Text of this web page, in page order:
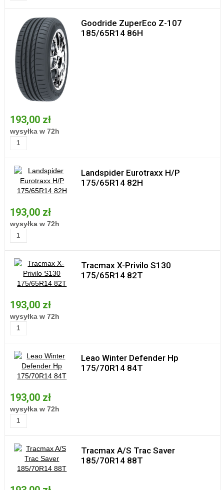
Goodride ZuperEco Z-107
185/65R14 86H
193,00 zł
wysyłka w 72h
Landspider Eurotraxx H/P
175/65R14 82H
193,00 zł
wysyłka w 72h
Tracmax X-Privilo S130
175/65R14 82T
193,00 zł
wysyłka w 72h
Leao Winter Defender Hp
175/70R14 84T
193,00 zł
wysyłka w 72h
Tracmax A/S Trac Saver
185/70R14 88T